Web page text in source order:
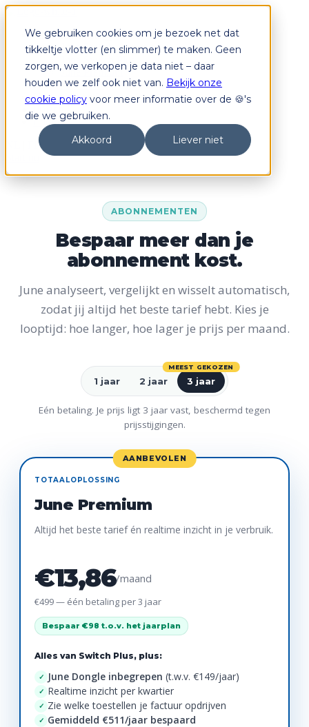
We gebruiken cookies om je bezoek net dat
tikkeltje vlotter (en slimmer) te maken. Geen
zorgen, we verkopen je data niet – daar
houden we zelf ook niet van. Bekijk onze
cookie policy voor meer informatie over de 🍪's
die we gebruiken.
Akkoord
Liever niet
Abonnementen
June Switch
June Switch Plus
June Premium
June Dongle
Hoe werkt het?
Login
FR
ABONNEMENTEN
Bespaar meer dan je
abonnement kost.
June analyseert, vergelijkt en wisselt automatisch,
zodat jij altijd het beste tarief hebt. Kies je
looptijd: hoe langer, hoe lager je prijs per maand.
1 jaar 2 jaar
MEEST GEKOZEN
3 jaar
Eén betaling. Je prijs ligt 3 jaar vast, beschermd tegen
prijsstijgingen.
AANBEVOLEN
TOTAALOPLOSSING
June Premium
Altijd het beste tarief én realtime inzicht in je verbruik.
€13,86/maand
€499 — één betaling per 3 jaar
Bespaar €98 t.o.v. het jaarplan
Alles van Switch Plus, plus:
✓ June Dongle inbegrepen (t.w.v. €149/jaar)
✓ Realtime inzicht per kwartier
✓ Zie welke toestellen je factuur opdrijven
✓ Gemiddeld €511/jaar bespaard